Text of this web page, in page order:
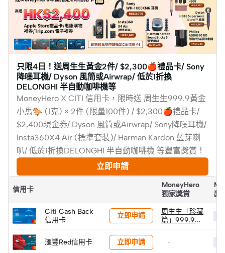
只限4日！送周生生黃金2件/ $2,300🍎禮品卡/ Sony
降噪耳機/ Dyson 風筒或Airwrap/ 低於1折換
DELONGHI 半自動咖啡機等
MoneyHero X CITI 信用卡，限時送 周生生999.9黃金
小馬🐎 (1克) × 2件 (限量100件) / $2,300🍎禮品卡/
$2,400現金券/ Dyson 風筒或Airwrap/ Sony降噪耳機/
Insta360X4 Air (標準套裝)/ Harman Kardon 藍芽喇
叭/ 低於1折換DELONGHI 半自動咖啡機 等豐富獎賞！
立即申請
信用卡
MoneyHero
獨家獎賞
獎
Citi Cash Back
信用卡
立即申請
周生生「珍藏
篇」999.9黃
金小馬 (1克) ×
件)
滙豐Red信用卡 立即申請 -